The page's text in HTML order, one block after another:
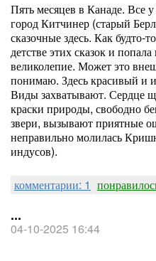
Пять месяцев в Канаде. Все
город Китчинер (старый
сказочные здесь. Как будто-
детстве этих сказок и
великолепие. Может это
понимаю. Здесь красивый и
Виды захватывают. Сердце
краски природы, свободно
звери, вызывают приятные
неправильно молилась
индусов).
комментарии: 1
...
04-10-2025 16:44